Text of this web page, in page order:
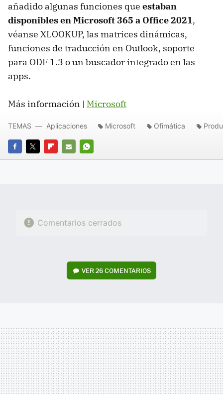
añadido algunas funciones que estaban
disponibles en Microsoft 365 a Office 2021,
véanse XLOOKUP, las matrices dinámicas,
funciones de traducción en Outlook, soporte
para ODF 1.3 o un buscador integrado en las
apps.
Más información | Microsoft
FACEBOOK
TWITTERFLIPBOARD
E-
WHATSAPP
TEMAS Aplicaciones Microsoft Ofimática
Comentarios cerrados
VER26 COMENTARIOS